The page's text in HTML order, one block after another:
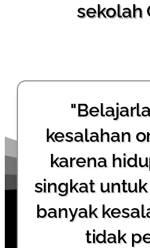
sekolah
kesalahan
karena
singkat
banyak
tidak